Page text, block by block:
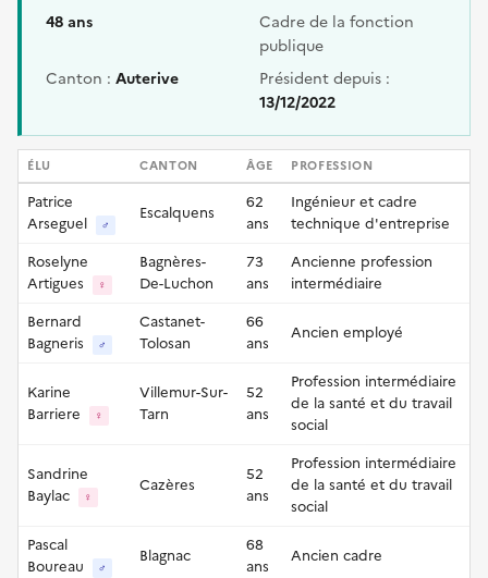
48 ans
Cadre de la fonction
publique
Canton : Auterive
Président depuis :
13/12/2022
ÉLU CANTON ÂGE PROFESSION
Patrice
Arseguel
♂
Escalquens
62
ans
Ingénieur et cadre
technique d'entreprise
Roselyne
Artigues
♀
Bagnères-
De-Luchon
73
ans
Ancienne profession
intermédiaire
Bernard
Bagneris
♂
Castanet-
Tolosan
66
ans
Ancien employé
Karine
Barriere
♀
Villemur-Sur-
Tarn
52
ans
Profession intermédiaire
de la santé et du travail
social
Sandrine
Baylac
♀
Cazères
52
ans
Profession intermédiaire
de la santé et du travail
social
Pascal
Boureau
♂
Blagnac
68
ans
Ancien cadre